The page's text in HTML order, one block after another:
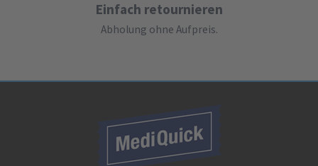
Einfach retournieren
Abholung ohne Aufpreis.